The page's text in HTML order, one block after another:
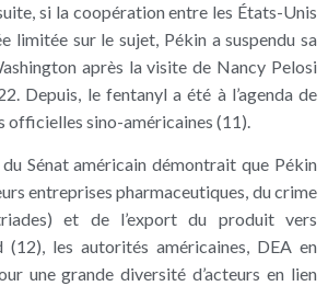
si la coopération entre les États-Unis
limitée sur le sujet, Pékin a suspendu sa
après la visite de Nancy Pelosi
Depuis, le fentanyl a été à l’agenda de
officielles sino-américaines (11).
Sénat américain démontrait que Pékin
entreprises pharmaceutiques, du crime
et de l’export du produit vers
(12), les autorités américaines, DEA en
une grande diversité d’acteurs en lien